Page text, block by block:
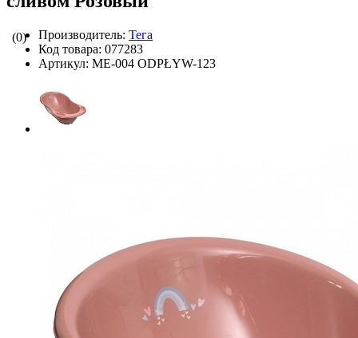
(0) Производитель: Тега
Код товара: 077283
Артикул: ME-004 ODPŁYW-123